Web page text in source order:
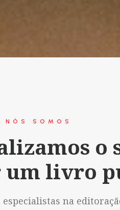
NÓS SOMOS
o
um livro
especialistas na